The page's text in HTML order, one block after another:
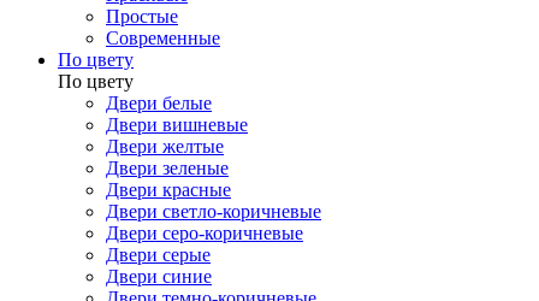
Простые
Современные
По цвету
По цвету
Двери белые
Двери вишневые
Двери желтые
Двери зеленые
Двери красные
Двери светло-коричневые
Двери серо-коричневые
Двери серые
Двери синие